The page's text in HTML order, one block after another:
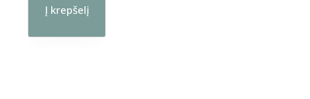
Į krepšelį